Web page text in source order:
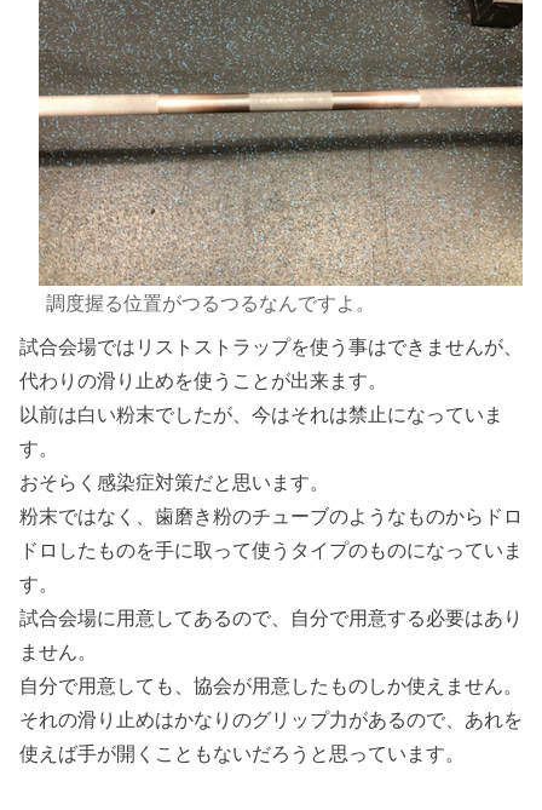
調度握る位置がつるつるなんですよ。
試合会場ではリストストラップを使う事はできませんが、
代わりの滑り止めを使うことが出来ます。
以前は白い粉末でしたが、今はそれは禁止になっていま
す。
おそらく感染症対策だと思います。
粉末ではなく、歯磨き粉のチューブのようなものからドロ
ドロしたものを手に取って使うタイプのものになっていま
す。
試合会場に用意してあるので、自分で用意する必要はあり
ません。
自分で用意しても、協会が用意したものしか使えません。
それの滑り止めはかなりのグリップ力があるので、あれを
使えば手が開くこともないだろうと思っています。